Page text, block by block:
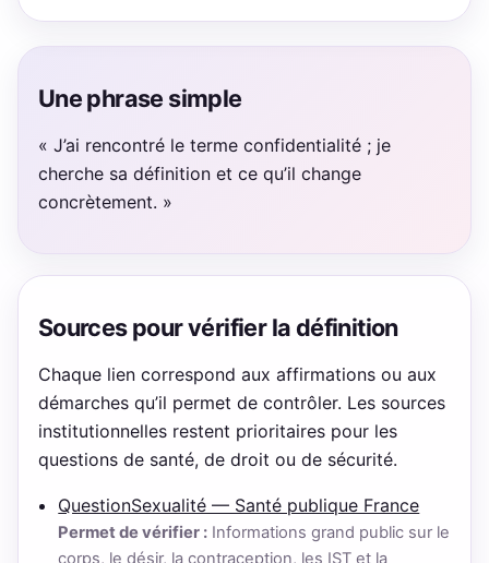
Une phrase simple
« J’ai rencontré le terme confidentialité ; je
cherche sa définition et ce qu’il change
concrètement. »
Sources pour vérifier la définition
Chaque lien correspond aux affirmations ou aux
démarches qu’il permet de contrôler. Les sources
institutionnelles restent prioritaires pour les
questions de santé, de droit ou de sécurité.
QuestionSexualité — Santé publique France
Permet de vérifier : Informations grand public sur le
corps, le désir, la contraception, les IST et la